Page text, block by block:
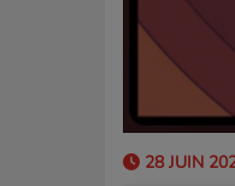
28 JUIN